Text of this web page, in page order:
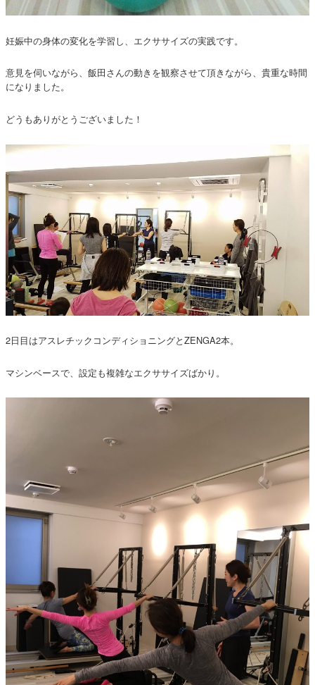
妊娠中の身体の変化を学習し、エクササイズの実践です。
意見を伺いながら、飯田さんの動きを観察させて頂きながら、貴重な時間
になりました。
どうもありがとうございました！
2日目はアスレチックコンディショニングとZENGA2本。
マシンベースで、設定も複雑なエクササイズばかり。